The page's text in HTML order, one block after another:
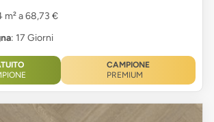
m² a 68,73 €
: 17 Giorni
CAMPIONE
PREMIUM